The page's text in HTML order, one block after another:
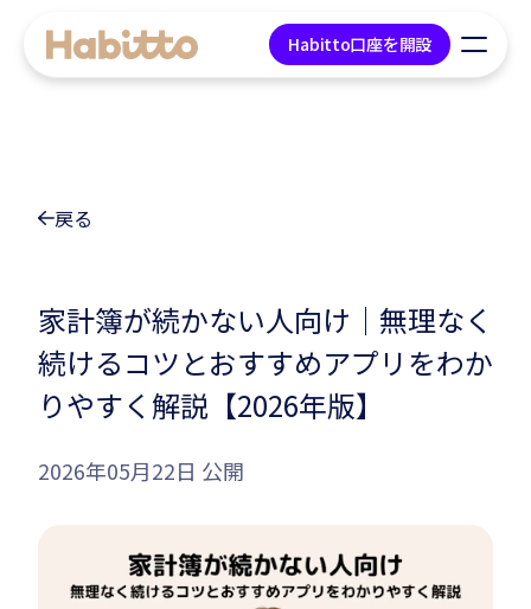
Habitto口座を開設
マネープラン相談
会社情報
Habitto口座を開設
戻る
家計簿が続かない人向け｜無理なく
続けるコツとおすすめアプリをわか
りやすく解説【2026年版】
2026年05月22日 公開